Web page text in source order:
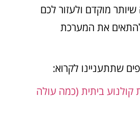
מוקדם ולעזור לכם
את המערכת
שתתעניינו לקרוא:
קולנוע ביתית (כמה עולה